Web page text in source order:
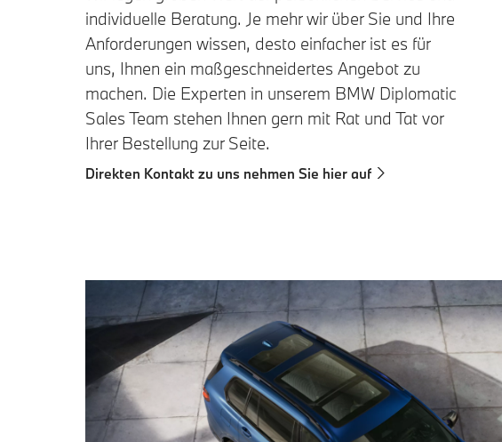
individuelle Beratung. Je mehr wir über Sie und Ihre
Anforderungen wissen, desto einfacher ist es für
uns, Ihnen ein maßgeschneidertes Angebot zu
machen. Die Experten in unserem BMW Diplomatic
Sales Team stehen Ihnen gern mit Rat und Tat vor
Ihrer Bestellung zur Seite.
Direkten Kontakt zu uns nehmen Sie hier auf